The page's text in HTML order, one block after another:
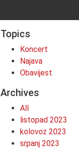
Topics
Koncert
Najava
Obavijest
Archives
All
listopad 2023
kolovoz 2023
srpanj 2023